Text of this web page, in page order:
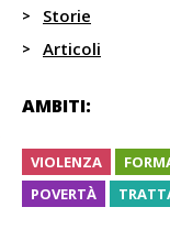
Storie
Articoli
AMBITI:
VIOLENZA
POVERTÀ